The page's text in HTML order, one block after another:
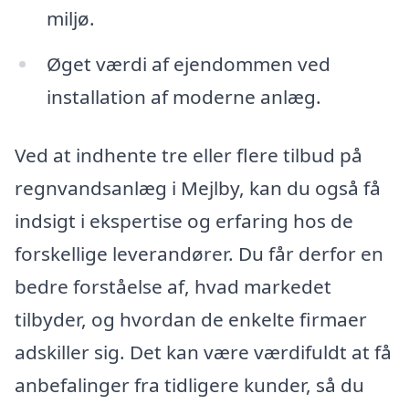
miljø.
Øget værdi af ejendommen ved
installation af moderne anlæg.
Ved at indhente tre eller flere tilbud på
regnvandsanlæg i Mejlby, kan du også få
indsigt i ekspertise og erfaring hos de
forskellige leverandører. Du får derfor en
bedre forståelse af, hvad markedet
tilbyder, og hvordan de enkelte firmaer
adskiller sig. Det kan være værdifuldt at få
anbefalinger fra tidligere kunder, så du